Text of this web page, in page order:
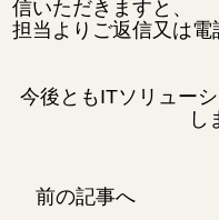
信いただきますと、
担当よりご返信又は電
今後ともITソリュー
し
前の記事へ